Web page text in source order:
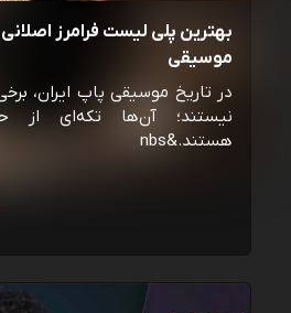
بهترین پلی لیست فرامرز اصلانی
موسیقی
در تاریخ موسیقی پاپ ایران،
نیستند؛ آن‌ها تکه‌ای از
هستند.&nbs